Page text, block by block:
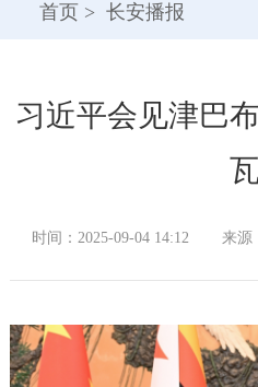
首页 > 长安播报
习近平会见津巴
瓦
时间：2025-09-04 14:12 来源